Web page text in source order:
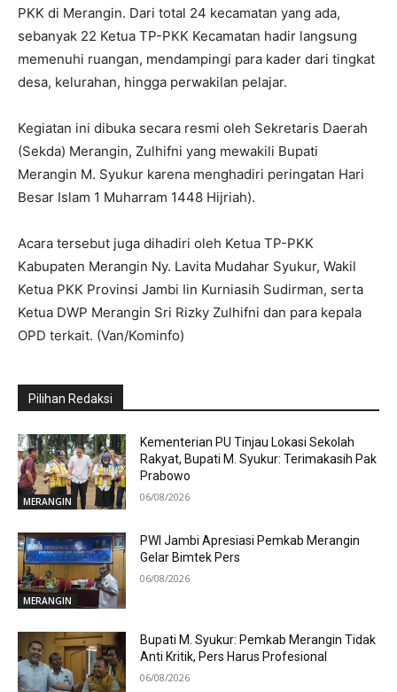
PKK di Merangin. Dari total 24 kecamatan yang ada,
sebanyak 22 Ketua TP-PKK Kecamatan hadir langsung
memenuhi ruangan, mendampingi para kader dari tingkat
desa, kelurahan, hingga perwakilan pelajar.
Kegiatan ini dibuka secara resmi oleh Sekretaris Daerah
(Sekda) Merangin, Zulhifni yang mewakili Bupati
Merangin M. Syukur karena menghadiri peringatan Hari
Besar Islam 1 Muharram 1448 Hijriah).
Acara tersebut juga dihadiri oleh Ketua TP-PKK
Kabupaten Merangin Ny. Lavita Mudahar Syukur, Wakil
Ketua PKK Provinsi Jambi Iin Kurniasih Sudirman, serta
Ketua DWP Merangin Sri Rizky Zulhifni dan para kepala
OPD terkait. (Van/Kominfo)
Pilihan Redaksi
MERANGIN
Kementerian PU Tinjau Lokasi Sekolah
Rakyat, Bupati M. Syukur: Terimakasih Pak
Prabowo
06/08/2026
MERANGIN
PWI Jambi Apresiasi Pemkab Merangin
Gelar Bimtek Pers
06/08/2026
Bupati M. Syukur: Pemkab Merangin Tidak
Anti Kritik, Pers Harus Profesional
06/08/2026